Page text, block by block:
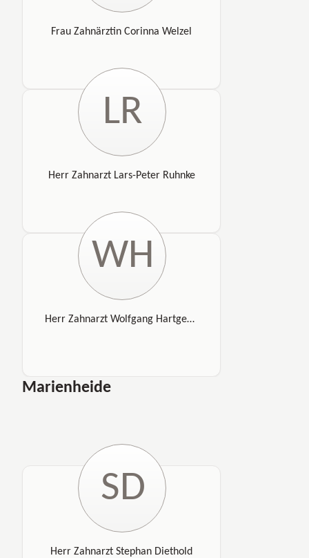
Frau Zahnärztin Corinna Welzel
LR
Herr Zahnarzt Lars-Peter Ruhnke
WH
Herr Zahnarzt Wolfgang Hartgenbusch
Marienheide
SD
Herr Zahnarzt Stephan Diethold